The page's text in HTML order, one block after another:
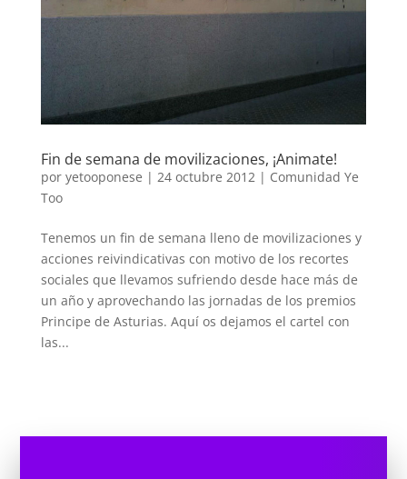
Fin de semana de movilizaciones, ¡Animate!
por yetooponese | 24 octubre 2012 | Comunidad Ye
Too
Tenemos un fin de semana lleno de movilizaciones y
acciones reivindicativas con motivo de los recortes
sociales que llevamos sufriendo desde hace más de
un año y aprovechando las jornadas de los premios
Principe de Asturias. Aquí os dejamos el cartel con
las...